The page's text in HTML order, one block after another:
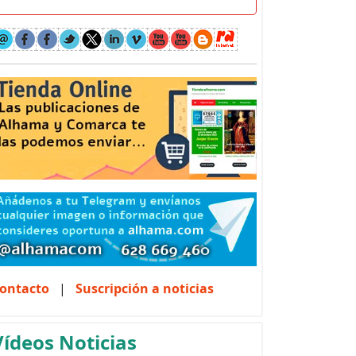
| Suscripción a noticias
Noticias